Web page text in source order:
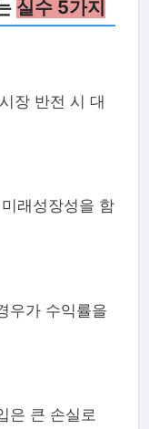
실수 5가지
장 반전 시 대
래성장성을 함
우가 수익률을
은 큰 손실로